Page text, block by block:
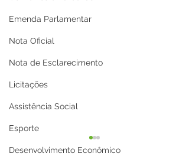
Emenda Parlamentar
Nota Oficial
Nota de Esclarecimento
Licitações
Assistência Social
Esporte
Desenvolvimento Econômico